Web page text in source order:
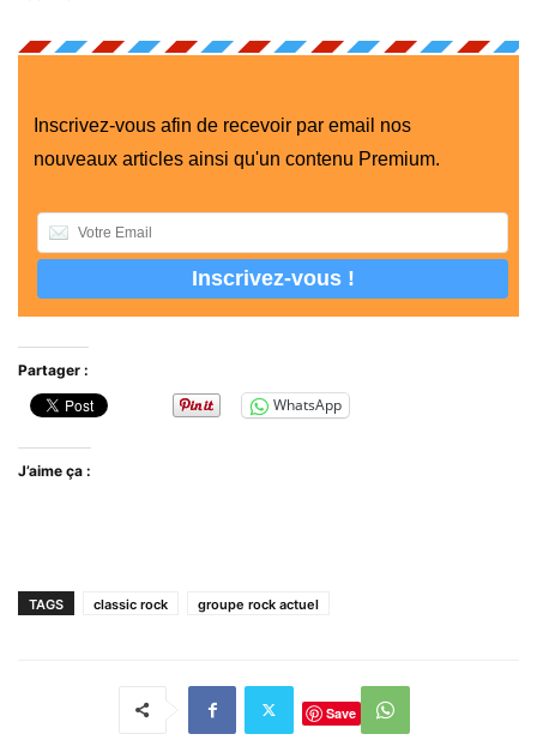
Inscrivez-vous afin de recevoir par email nos
nouveaux articles ainsi qu'un contenu Premium.
Partager :
WhatsApp
J’aime ça :
TAGS classic rock groupe rock actuel
Save